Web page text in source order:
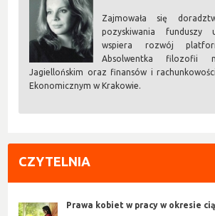
Zajmowała się
pozyskiwania funduszy
wspiera rozwój
Absolwentka filozofii
Jagiellońskim oraz finansów i
Ekonomicznym w Krakowie.
CZYTELNIA
Prawa kobiet w pracy w okresie